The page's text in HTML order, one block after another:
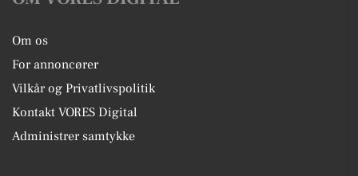
Om os
For annoncører
Vilkår og Privatlivspolitik
Kontakt VORES Digital
Administrer samtykke